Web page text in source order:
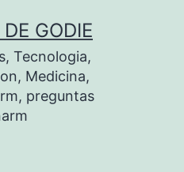
GODIE
Tecnologia,
Medicina,
preguntas